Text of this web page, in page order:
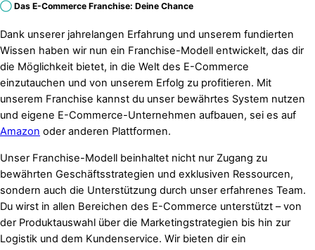
◯ Das E-Commerce Franchise: Deine Chance
Dank unserer jahrelangen Erfahrung und unserem fundierten
Wissen haben wir nun ein Franchise-Modell entwickelt, das dir
die Möglichkeit bietet, in die Welt des E-Commerce
einzutauchen und von unserem Erfolg zu profitieren. Mit
unserem Franchise kannst du unser bewährtes System nutzen
und eigene E-Commerce-Unternehmen aufbauen, sei es auf
Amazon oder anderen Plattformen.
Unser Franchise-Modell beinhaltet nicht nur Zugang zu
bewährten Geschäftsstrategien und exklusiven Ressourcen,
sondern auch die Unterstützung durch unser erfahrenes Team.
Du wirst in allen Bereichen des E-Commerce unterstützt – von
der Produktauswahl über die Marketingstrategien bis hin zur
Logistik und dem Kundenservice. Wir bieten dir ein